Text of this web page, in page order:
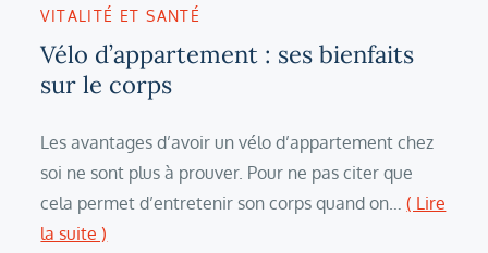
VITALITÉ ET SANTÉ
Vélo d’appartement : ses bienfaits
sur le corps
Les avantages d’avoir un vélo d’appartement chez
soi ne sont plus à prouver. Pour ne pas citer que
cela permet d’entretenir son corps quand on…( Lire
la suite )